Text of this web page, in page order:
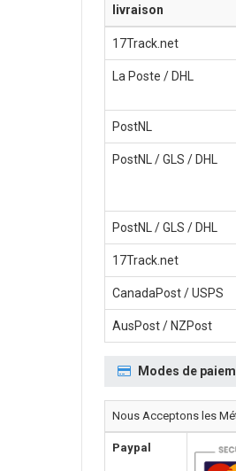
livraison
17Track.net
La Poste / DHL
PostNL
PostNL / GLS / DHL
PostNL / GLS / DHL
17Track.net
CanadaPost / USPS
AusPost / NZPost
Modes de
Nous Acceptons les
Paypal